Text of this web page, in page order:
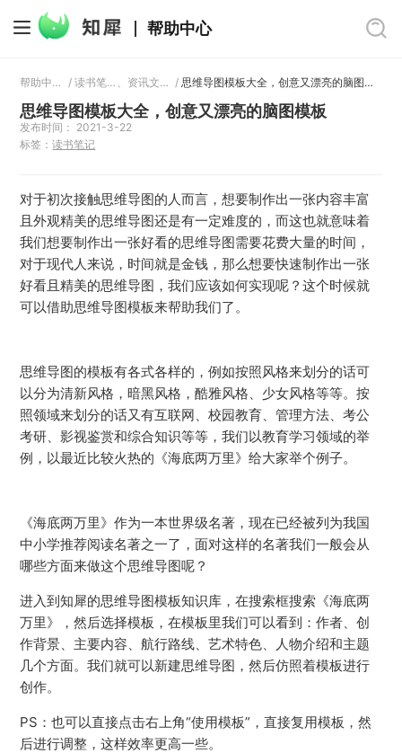
帮助中心
帮助中心 / 读书笔记 、 资讯文章 / 思维导图模板大全，创意又漂亮的脑图模板
思维导图模板大全，创意又漂亮的脑图模板
发布时间： 2021-3-22
标签：读书笔记
对于初次接触思维导图的人而言，想要制作出一张内容丰富
且外观精美的思维导图还是有一定难度的，而这也就意味着
我们想要制作出一张好看的思维导图需要花费大量的时间，
对于现代人来说，时间就是金钱，那么想要快速制作出一张
好看且精美的思维导图，我们应该如何实现呢？这个时候就
可以借助思维导图模板来帮助我们了。
思维导图的模板有各式各样的，例如按照风格来划分的话可
以分为清新风格，暗黑风格，酷雅风格、少女风格等等。按
照领域来划分的话又有互联网、校园教育、管理方法、考公
考研、影视鉴赏和综合知识等等，我们以教育学习领域的举
例，以最近比较火热的《海底两万里》给大家举个例子。
《海底两万里》作为一本世界级名著，现在已经被列为我国
中小学推荐阅读名著之一了，面对这样的名著我们一般会从
哪些方面来做这个思维导图呢？
进入到知犀的思维导图模板知识库，在搜索框搜索《海底两
万里》，然后选择模板，在模板里我们可以看到：作者、创
作背景、主要内容、航行路线、艺术特色、人物介绍和主题
几个方面。我们就可以新建思维导图，然后仿照着模板进行
创作。
PS：也可以直接点击右上角“使用模板”，直接复用模板，然
后进行调整，这样效率更高一些。